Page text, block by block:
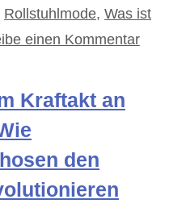
Rollstuhlmode, Was ist
einen Kommentar
Kraftakt an
den